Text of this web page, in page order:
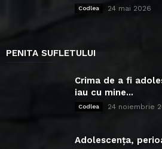
Codlea 24 mai 2026
PENITA SUFLETULUI
Crima de a fi
iau cu mine...
Codlea 24 noiembrie
Adolescența,